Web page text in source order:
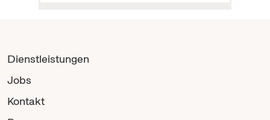
Dienstleistungen
Jobs
Kontakt